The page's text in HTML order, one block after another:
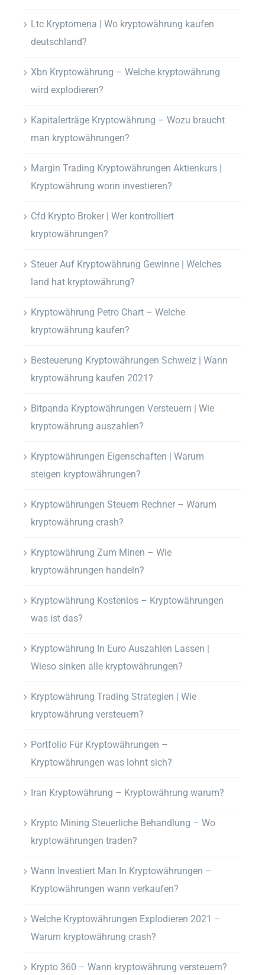
Ltc Kryptomena | Wo kryptowährung kaufen
deutschland?
Xbn Kryptowährung – Welche kryptowährung
wird explodieren?
Kapitalerträge Kryptowährung – Wozu braucht
man kryptowährungen?
Margin Trading Kryptowährungen Aktienkurs |
Kryptowährung worin investieren?
Cfd Krypto Broker | Wer kontrolliert
kryptowährungen?
Steuer Auf Kryptowährung Gewinne | Welches
land hat kryptowährung?
Kryptowährung Petro Chart – Welche
kryptowährung kaufen?
Besteuerung Kryptowährungen Schweiz | Wann
kryptowährung kaufen 2021?
Bitpanda Kryptowährungen Versteuern | Wie
kryptowährung auszahlen?
Kryptowährungen Eigenschaften | Warum
steigen kryptowährungen?
Kryptowährungen Steuern Rechner – Warum
kryptowährung crash?
Kryptowährung Zum Minen – Wie
kryptowährungen handeln?
Kryptowährung Kostenlos – Kryptowährungen
was ist das?
Kryptowährung In Euro Auszahlen Lassen |
Wieso sinken alle kryptowährungen?
Kryptowährung Trading Strategien | Wie
kryptowährung versteuern?
Portfolio Für Kryptowährungen –
Kryptowährungen was lohnt sich?
Iran Kryptowährung – Kryptowährung warum?
Krypto Mining Steuerliche Behandlung – Wo
kryptowährungen traden?
Wann Investiert Man In Kryptowährungen –
Kryptowährungen wann verkaufen?
Welche Kryptowährungen Explodieren 2021 –
Warum kryptowährung crash?
Krypto 360 – Wann kryptowährung versteuern?